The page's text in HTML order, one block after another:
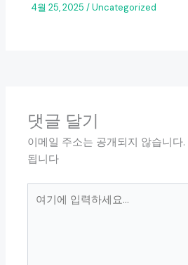
4월 25, 2025/Uncategorized
댓글 달기
이메일 주소는 공개되지 않습니다.
됩니다